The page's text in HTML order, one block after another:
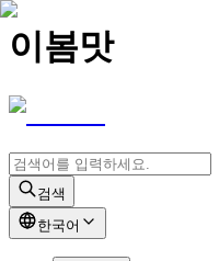
이봄맛
검색
한국어